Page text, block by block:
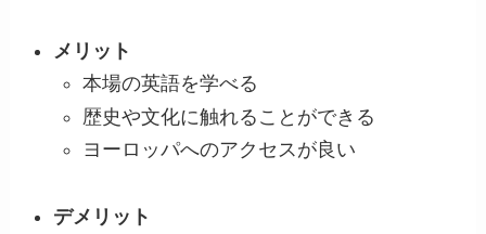
メリット
本場の英語を学べる
歴史や文化に触れることができる
ヨーロッパへのアクセスが良い
デメリット